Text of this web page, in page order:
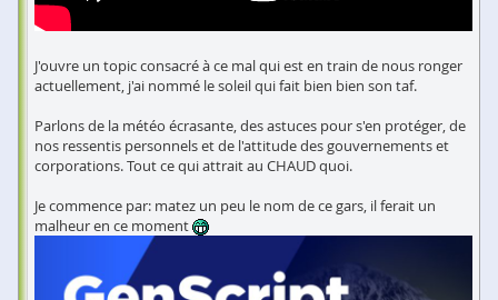
J'ouvre un topic consacré à ce mal qui est en train de nous ronger
actuellement, j'ai nommé le soleil qui fait bien bien son taf.
Parlons de la météo écrasante, des astuces pour s'en protéger, de
nos ressentis personnels et de l'attitude des gouvernements et
corporations. Tout ce qui attrait au CHAUD quoi.
Je commence par: matez un peu le nom de ce gars, il ferait un
malheur en ce moment